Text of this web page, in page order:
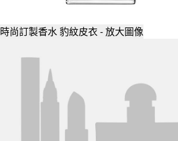
時尚訂製香水 豹紋皮衣 - 放大圖像